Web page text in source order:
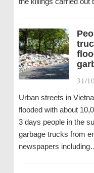
31/
Urban streets in
flooded with about
3 days people in the
garbage trucks from
newspapers